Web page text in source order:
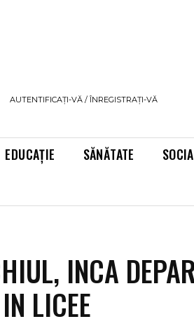
AUTENTIFICAȚI-VĂ / ÎNREGISTRAȚI-VĂ
EDUCAȚIE SĂNĂTATE
INCA
LICEE